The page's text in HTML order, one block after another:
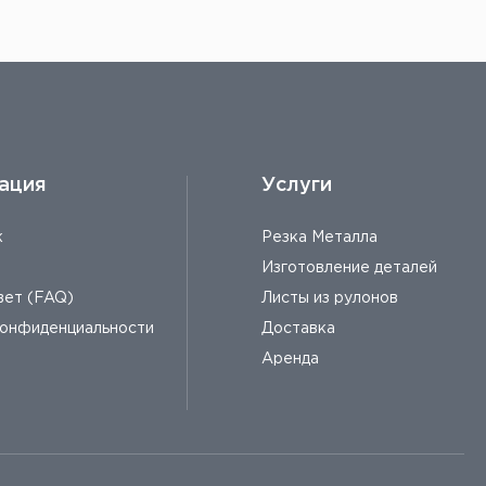
(FAQ)
Услуги
Резка Металла
Изготовление деталей
Листы из рулонов
Доставка
Аренда